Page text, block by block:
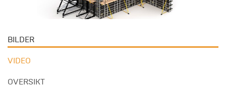
BILDER
VIDEO
OVERSIKT